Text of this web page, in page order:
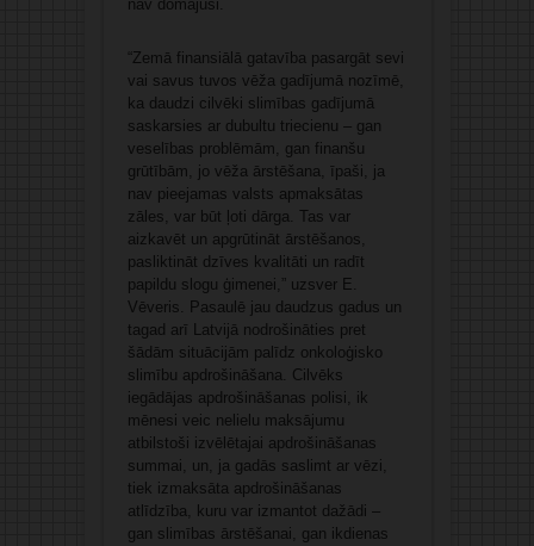
nav domājuši.
“Zemā finansiālā gatavība pasargāt sevi
vai savus tuvos vēža gadījumā nozīmē,
ka daudzi cilvēki slimības gadījumā
saskarsies ar dubultu triecienu – gan
veselības problēmām, gan finanšu
grūtībām, jo vēža ārstēšana, īpaši, ja
nav pieejamas valsts apmaksātas
zāles, var būt ļoti dārga. Tas var
aizkavēt un apgrūtināt ārstēšanos,
pasliktināt dzīves kvalitāti un radīt
papildu slogu ģimenei,” uzsver E.
Vēveris. Pasaulē jau daudzus gadus un
tagad arī Latvijā nodrošināties pret
šādām situācijām palīdz onkoloģisko
slimību apdrošināšana. Cilvēks
iegādājas apdrošināšanas polisi, ik
mēnesi veic nelielu maksājumu
atbilstoši izvēlētajai apdrošināšanas
summai, un, ja gadās saslimt ar vēzi,
tiek izmaksāta apdrošināšanas
atlīdzība, kuru var izmantot dažādi –
gan slimības ārstēšanai, gan ikdienas